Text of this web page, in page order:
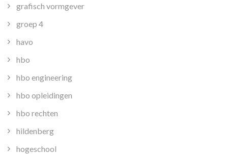
grafisch vormgever
groep 4
havo
hbo
hbo engineering
hbo opleidingen
hbo rechten
hildenberg
hogeschool